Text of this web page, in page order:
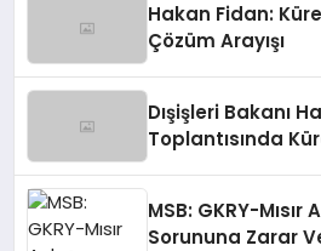
Hakan Fidan:
Çözüm Arayışı
Dışişleri Bakanı
Toplantısında
MSB: GKRY-Mısır
Sorununa Zarar